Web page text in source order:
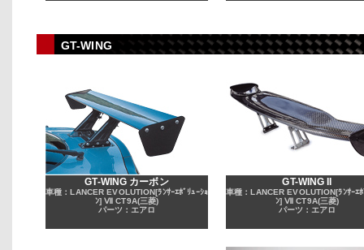
GT-WING
GT-WING カーボン
車種：LANCER EVOLUTION[ﾗﾝｻｰｴﾎﾞﾘｭｰｼｮ
ﾝ] Ⅶ CT9A(三菱)
パーツ：エアロ
GT-WING II
車種：LANCER EVOLUTION[ﾗﾝｻｰｴﾎ
ﾝ] Ⅶ CT9A(三菱)
パーツ：エアロ